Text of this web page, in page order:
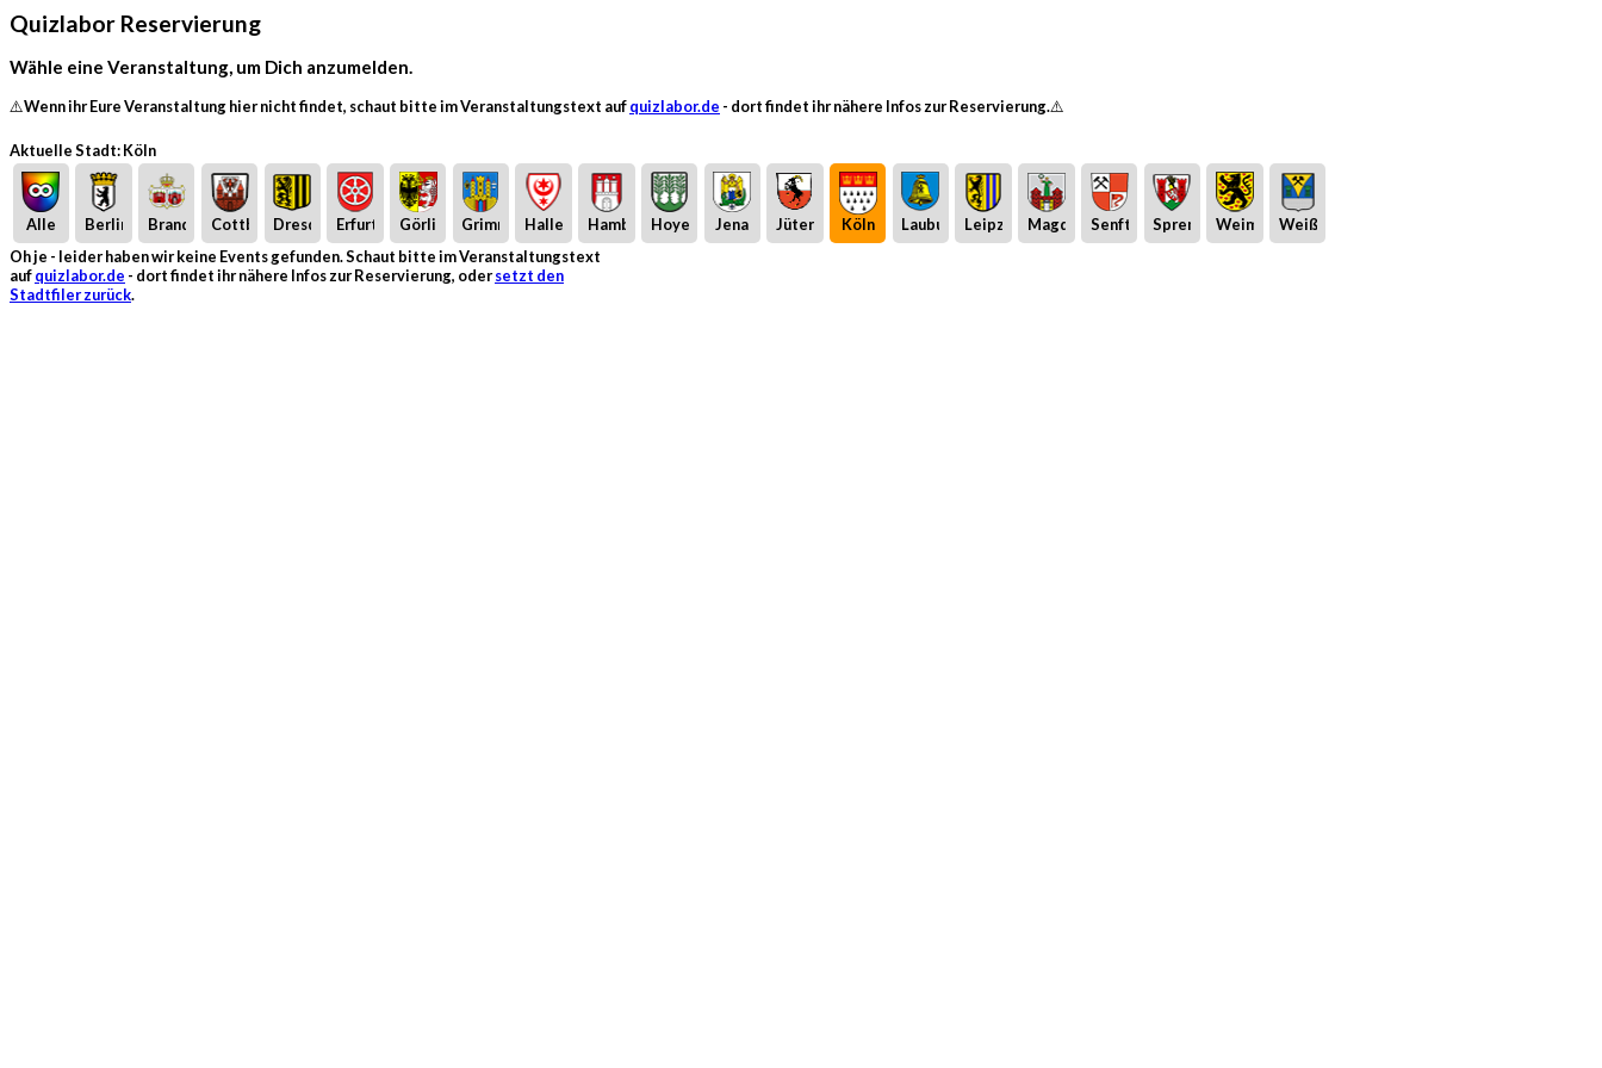
Quizlabor Reservierung
Wähle eine Veranstaltung, um Dich anzumelden.
⚠️Wenn ihr Eure Veranstaltung hier nicht findet, schaut bitte im Veranstaltungstext aufquizlabor.de - dort findet ihr nähere Infos zur Reservierung.⚠️
Aktuelle Stadt: Köln
Alle Berlin Brandenburg
Cottbus Dresden Erfurt Görlitz Grimma Halle HamburgHoyerswerda
Jena Jüterbog Köln LaubuschLeipzig MagdeburgSenftenbergSprembergWeimar
Weißwasser
Oh je - leider haben wir keine Events gefunden. Schaut bitte im Veranstaltungstext
aufquizlabor.de - dort findet ihr nähere Infos zur Reservierung, odersetzt den
Stadtfiler zurück.